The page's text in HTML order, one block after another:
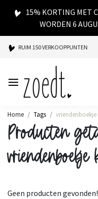
15% KORTING MET
WORDEN 6
RUIM 150 VERKOOPPUNTEN
SPAARPUNTEN BIJ ELKE
SNELLE LEVERING
Home Tags vriendenboekje
Producten
vriendenboekje
Geen producten gevonden!